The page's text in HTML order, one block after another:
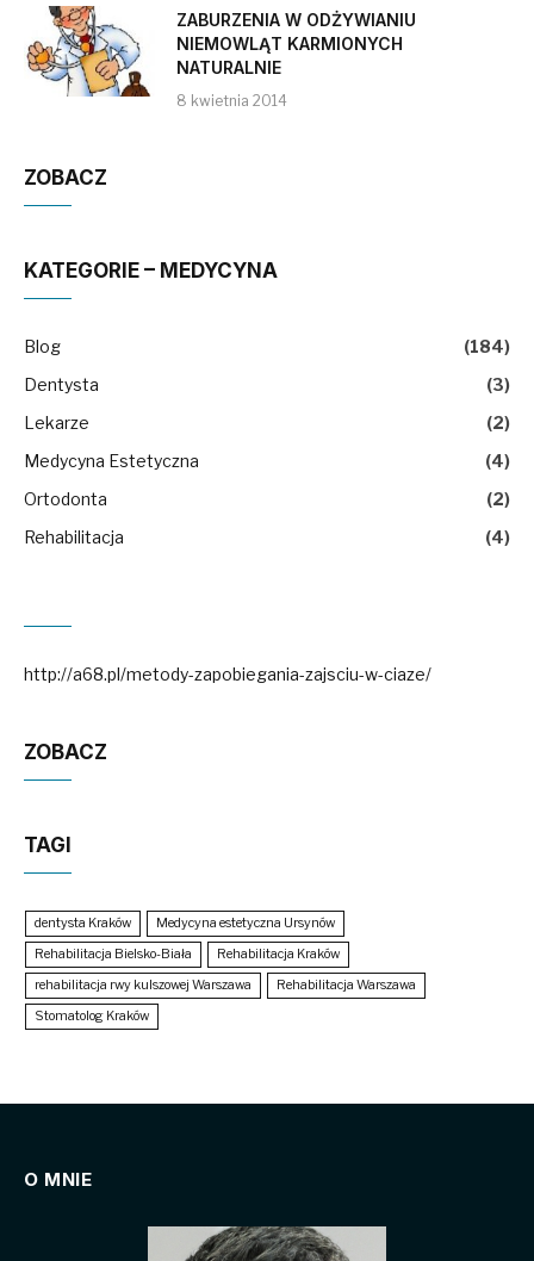
ZABURZENIA W ODŻYWIANIU
NIEMOWLĄT KARMIONYCH
NATURALNIE
8 kwietnia 2014
ZOBACZ
KATEGORIE – MEDYCYNA
Blog
(184)
Dentysta
(3)
Lekarze
(2)
Medycyna Estetyczna
(4)
Ortodonta
(2)
Rehabilitacja
(4)
http://a68.pl/metody-zapobiegania-zajsciu-w-ciaze/
ZOBACZ
TAGI
dentysta Kraków
Medycyna estetyczna Ursynów
Rehabilitacja Bielsko-Biała
Rehabilitacja Kraków
rehabilitacja rwy kulszowej Warszawa
Rehabilitacja Warszawa
Stomatolog Kraków
O MNIE